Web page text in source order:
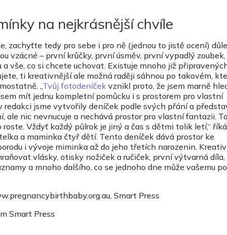
na nejkrásnější chvíle
zachyťte tedy pro sebe i pro ně (jednou to jistě ocení)
vzácné – první krůčky, první úsměv, první vypadlý
vše, co si chcete uchovat. Existuje mnoho již
ti kreativnější ale možná raději sáhnou po takovém,
„Tvůj fotodeníček vznikl proto, že jsem marně
mít jednu kompletní pomůcku i s prostorem pro vlastní
redakci jsme vytvořily deníček podle svých přání a
ale nic nevnucuje a nechává prostor pro vlastní fantazii.
Vždyť každý půlrok je jiný a čas s dětmi tolik letí,“ říká
a maminka čtyř dětí. Tento deníček dává prostor ke
i vývoje miminka až do jeho třetích narozenin.
vlásky, otisky nožiček a ručiček, první výtvarná
a mnoho dalšího, co se jednoho dne může vašemu
Smart Press
Smart Press